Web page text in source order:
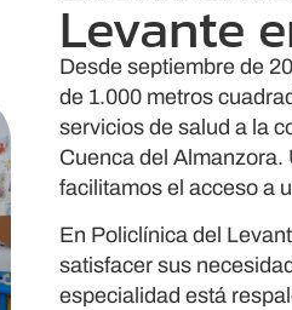
Levante
Desde septiembre de
de 1.000 metros
servicios de salud a la
Cuenca del Almanzora.
facilitamos el acceso a
En Policlínica del
satisfacer sus
especialidad está